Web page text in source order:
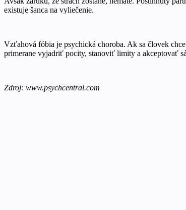
existuje šanca na vyliečenie.
Vzťahová fóbia je psychická choroba. Ak sa človek
primerane vyjadriť pocity, stanoviť limity a akceptovať
Zdroj: www.psychcentral.com